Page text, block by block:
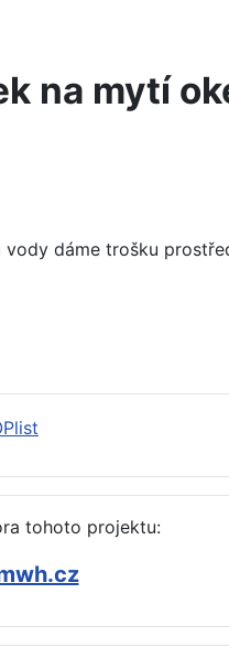
na mytí
dáme trošku
tohoto projektu: